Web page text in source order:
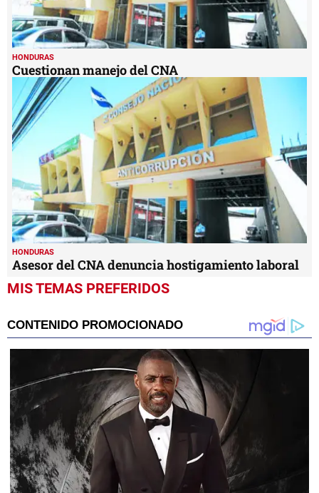
HONDURAS
Cuestionan manejo del CNA
HONDURAS
Asesor del CNA denuncia hostigamiento laboral
MIS TEMAS PREFERIDOS